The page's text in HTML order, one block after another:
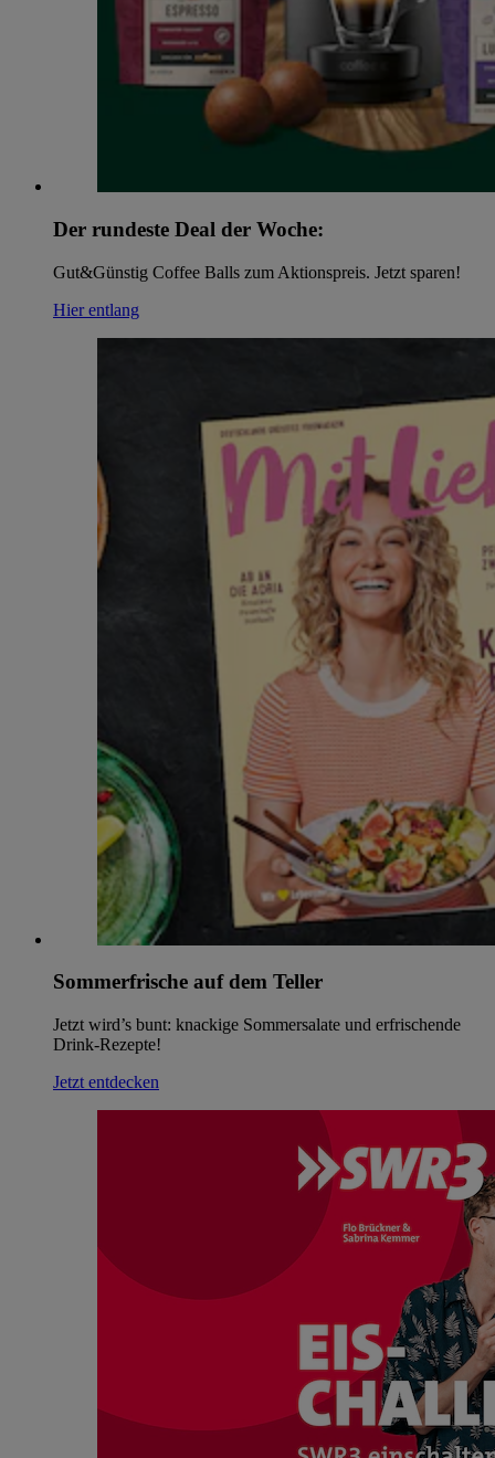
Der rundeste Deal der Woche:
Gut&Günstig Coffee Balls zum Aktionspreis. Jetzt sparen!
Hier entlang
Sommerfrische auf dem Teller
Jetzt wird’s bunt: knackige Sommersalate und erfrischende
Drink-Rezepte!
Jetzt entdecken